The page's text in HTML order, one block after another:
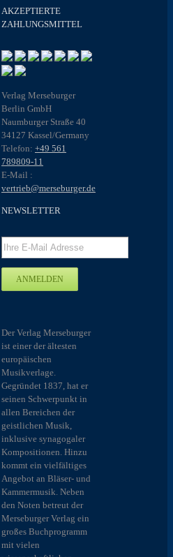
AKZEPTIERTE
ZAHLUNGSMITTEL
Verlag Merseburger
Berlin GmbH
Naumburger Straße 40
34127 Kassel/Germany
Telefon: +49 561
789809-11
E-Mail :
vertrieb@merseburger.de
NEWSLETTER
Der Verlag Merseburger
ist einer der ältesten
europäischen
Musikverlage.
Gegründet 1837, hat er
seinen Schwerpunkt in
allen Bereichen der
geistlichen Musik,
inklusive synagogaler
Kompositionen. Hinzu
kommt ein vielfältiges
Angebot an Bläser- und
Kammermusik. Neben
den Noten betreut der
Merseburger Verlag ein
großes Buchprogramm
mit vielen